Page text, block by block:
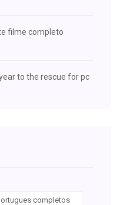
filme completo
to the rescue for pc
completos